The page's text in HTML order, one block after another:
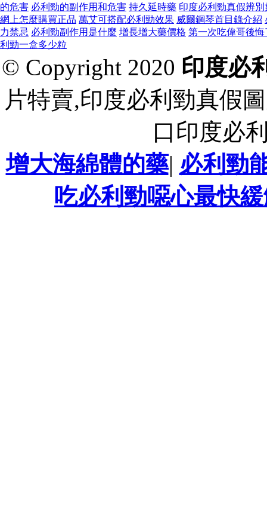
的危害 必利勁的副作用和危害 持久延時藥 印度必利勁真假辨
網上怎麼購買正品 萬艾可搭配必利勁效果 威爾鋼琴首目錄介紹
力禁忌 必利勁副作用是什麼 增長增大藥價格 第一次吃偉哥後悔
利勁一盒多少粒
© Copyright 2020 印度必
片特賣,印度必利勁真假
口印度必
增大海綿體的藥| 必利勁
吃必利勁噁心最快